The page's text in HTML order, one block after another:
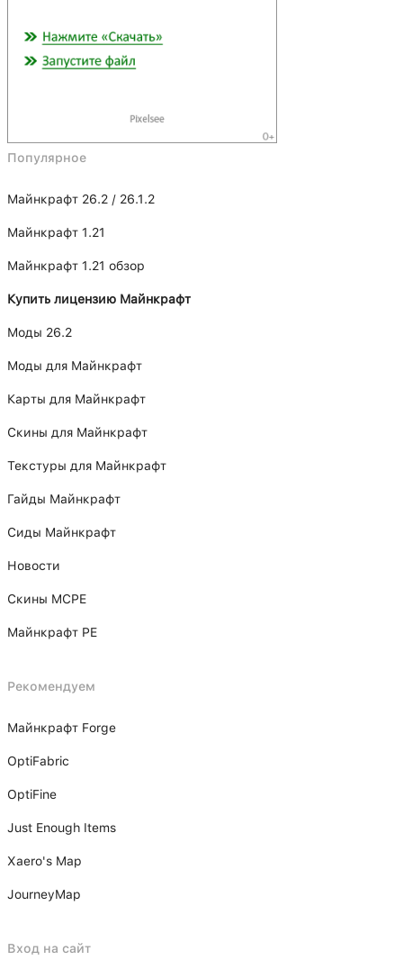
Популярное
Майнкрафт 26.2 / 26.1.2
Майнкрафт 1.21
Майнкрафт 1.21 обзор
Купить лицензию Майнкрафт
Моды 26.2
Моды для Майнкрафт
Карты для Майнкрафт
Скины для Майнкрафт
Текстуры для Майнкрафт
Гайды Майнкрафт
Сиды Майнкрафт
Новости
Скины MCPE
Майнкрафт PE
Рекомендуем
Майнкрафт Forge
OptiFabric
OptiFine
Just Enough Items
Xаero's Mаp
JourneyMap
Вход на сайт